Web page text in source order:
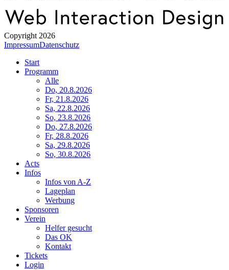
Copyright 2026
ImpressumDatenschutz
Start
Programm
Alle
Do, 20.8.2026
Fr, 21.8.2026
Sa, 22.8.2026
So, 23.8.2026
Do, 27.8.2026
Fr, 28.8.2026
Sa, 29.8.2026
So, 30.8.2026
Acts
Infos
Infos von A-Z
Lageplan
Werbung
Sponsoren
Verein
Helfer gesucht
Das OK
Kontakt
Tickets
Login